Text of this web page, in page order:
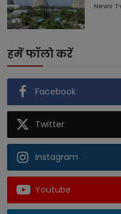
News
हमें फॉलो करें
Facebook
Twitter
Instagram
Youtube